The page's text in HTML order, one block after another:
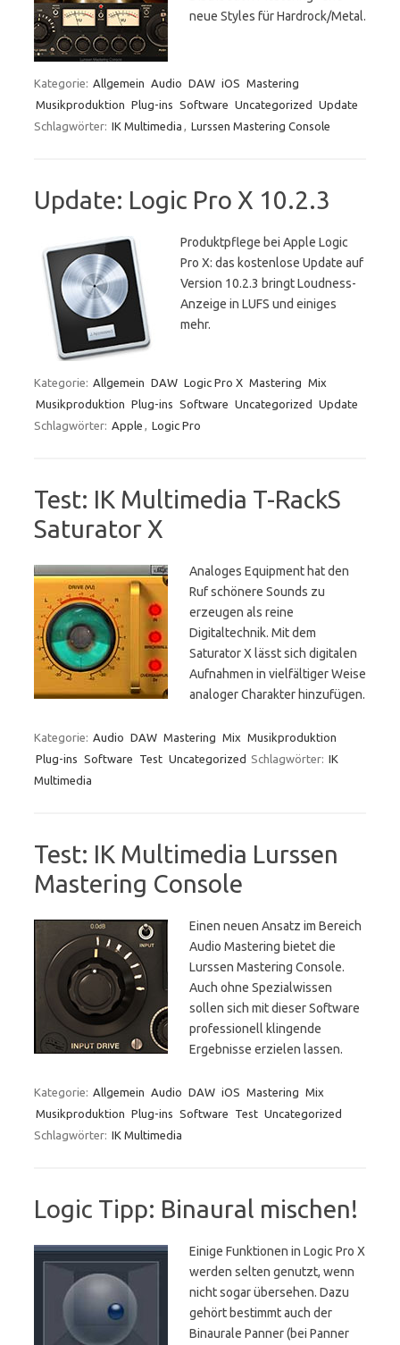
neue Styles für Hardrock/Metal.
Kategorie: Allgemein Audio DAW iOS Mastering
Musikproduktion Plug-ins Software Uncategorized
Update
Schlagwörter: IK Multimedia , Lurssen Mastering Console
Update: Logic Pro X 10.2.3
Produktpflege bei Apple Logic
Pro X: das kostenlose Update auf
Version 10.2.3 bringt Loudness-
Anzeige in LUFS und einiges
mehr.
Kategorie: Allgemein DAW Logic Pro X Mastering Mix
Musikproduktion Plug-ins Software Uncategorized
Update
Schlagwörter: Apple , Logic Pro
Test: IK Multimedia T-RackS
Saturator X
Analoges Equipment hat den
Ruf schönere Sounds zu
erzeugen als reine
Digitaltechnik. Mit dem
Saturator X lässt sich digitalen
Aufnahmen in vielfältiger Weise
analoger Charakter hinzufügen.
Kategorie: Audio DAW Mastering Mix Musikproduktion
Plug-ins Software Test Uncategorized Schlagwörter: IK
Multimedia
Test: IK Multimedia Lurssen
Mastering Console
Einen neuen Ansatz im Bereich
Audio Mastering bietet die
Lurssen Mastering Console.
Auch ohne Spezialwissen
sollen sich mit dieser Software
professionell klingende
Ergebnisse erzielen lassen.
Kategorie: Allgemein Audio DAW iOS Mastering Mix
Musikproduktion Plug-ins Software Test Uncategorized
Schlagwörter: IK Multimedia
Logic Tipp: Binaural mischen!
Einige Funktionen in Logic Pro X
werden selten genutzt, wenn
nicht sogar übersehen. Dazu
gehört bestimmt auch der
Binaurale Panner (bei Panner